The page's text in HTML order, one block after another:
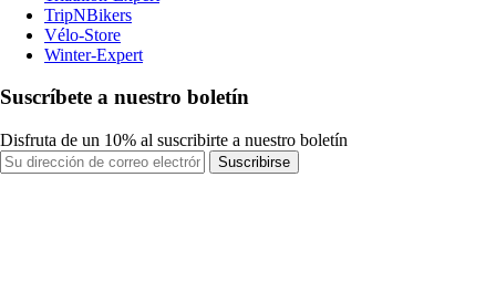
TripNBikers
Vélo-Store
Winter-Expert
Suscríbete a nuestro boletín
Disfruta de un 10% al suscribirte a nuestro boletín
Suscribirse